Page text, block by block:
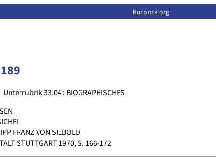
Feedback·Korpora.org
Unterrubrik 33.04 : BIOGRAPHISCHES
FRANZ VON SIEBOLD
STUTTGART 1970, S. 166-172
Korpora.org